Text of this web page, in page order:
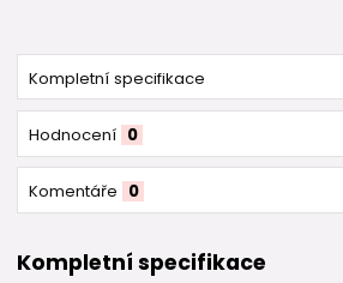
Kompletní specifikace
Hodnocení 0
Komentáře 0
Kompletní specifikace